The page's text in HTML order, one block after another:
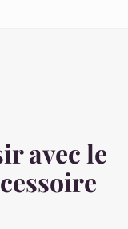
avec le